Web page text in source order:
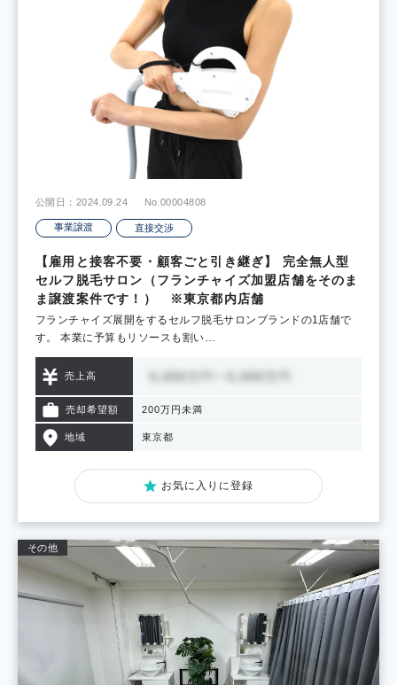
公開日：2024.09.24 No.00004808
事業譲渡 直接交渉
【雇用と接客不要・顧客ごと引き継ぎ】 完全無人型
セルフ脱毛サロン（フランチャイズ加盟店舗をそのま
ま譲渡案件です！） ※東京都内店舗
フランチャイズ展開をするセルフ脱毛サロンブランドの1店舗で
す。 本業に予算もリソースも割い…
売上高
売却希望額 200万円未満
地域 東京都
お気に入りに登録
その他